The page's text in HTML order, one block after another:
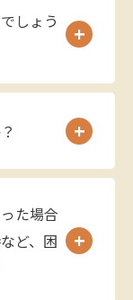
しょう
た場合
ど、困